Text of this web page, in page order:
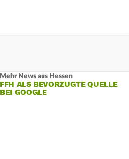
Mehr News aus Hessen
FFH ALS BEVORZUGTE QUELLE
BEI GOOGLE